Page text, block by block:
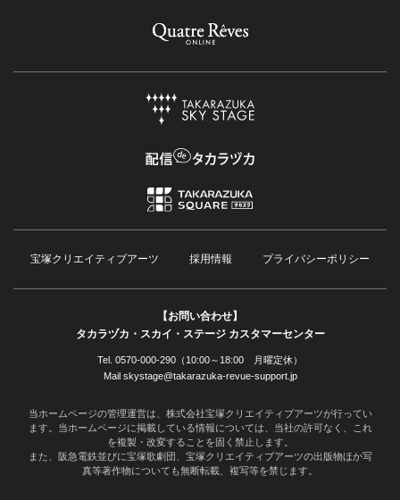
宝塚クリエイティブアーツ 採用情報 プライバシーポリシー
【お問い合わせ】
タカラヅカ・スカイ・ステージ カスタマーセンター
Tel. 0570-000-290（10:00～18:00 月曜定休）
Mail skystage@takarazuka-revue-support.jp
当ホームページの管理運営は、株式会社宝塚クリエイティブアーツが行ってい
ます。当ホームページに掲載している情報については、当社の許可なく、これ
を複製・改変することを固く禁止します。
また、阪急電鉄並びに宝塚歌劇団、宝塚クリエイティブアーツの出版物ほか写
真等著作物についても無断転載、複写等を禁じます。